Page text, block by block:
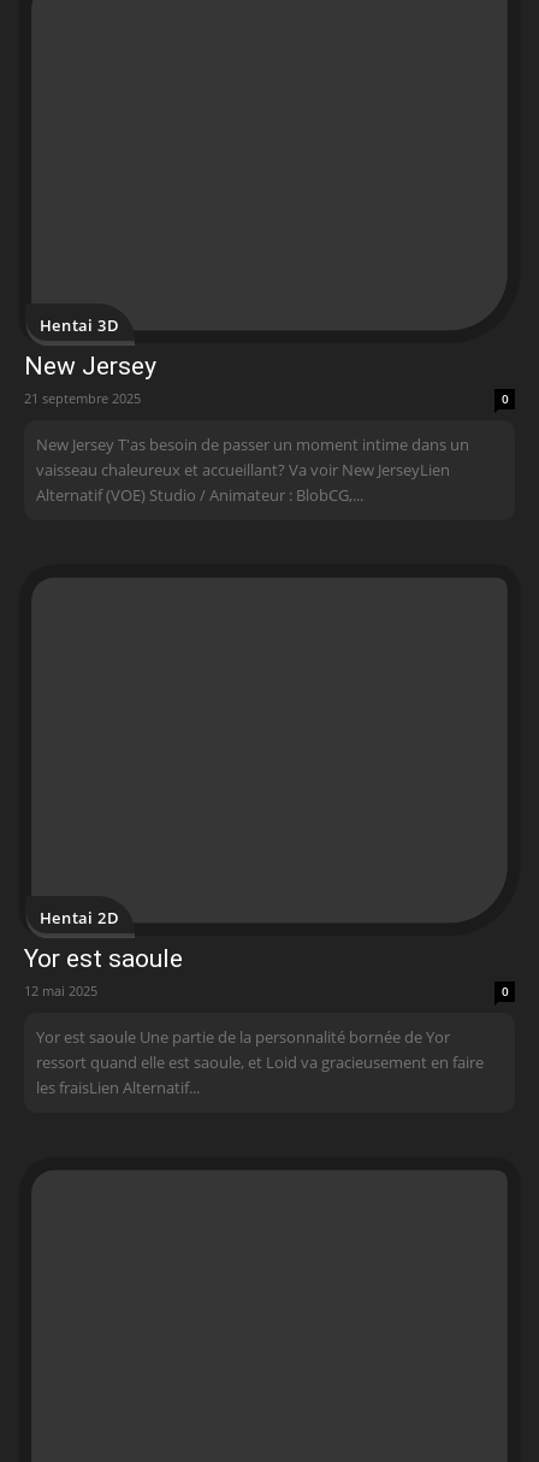
Hentai 3D
New Jersey
21 septembre 2025 0
New Jersey T'as besoin de passer un moment intime dans un
vaisseau chaleureux et accueillant? Va voir New JerseyLien
Alternatif (VOE) Studio / Animateur : BlobCG,...
Hentai 2D
Yor est saoule
12 mai 2025 0
Yor est saoule Une partie de la personnalité bornée de Yor
ressort quand elle est saoule, et Loid va gracieusement en faire
les fraisLien Alternatif...